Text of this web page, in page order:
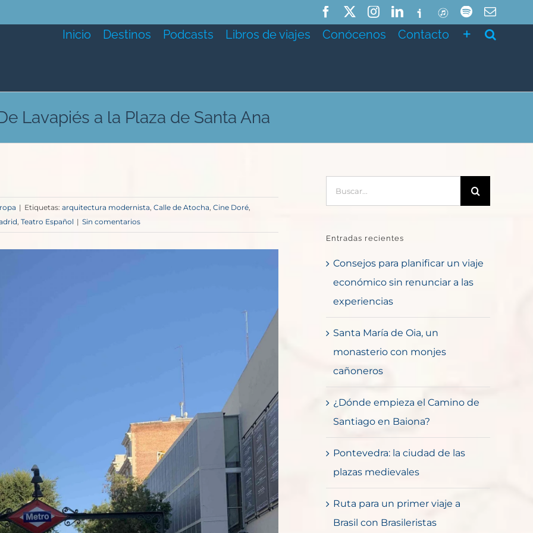
FacebookInstagramLinkedIn
IvooxITunesSpotifyCorreo
Inicio Destinos Podcasts Libros de viajes Conócenos Contacto
Lavapiés a la Plaza de Santa Ana
| Etiquetas: arquitectura modernista, Calle de Atocha, Cine Doré,
, Teatro Español | Sin comentarios
Entradas recientes
Consejos para planificar un viaje
económico sin renunciar a las
experiencias
Santa María de Oia, un
monasterio con monjes
cañoneros
¿Dónde empieza el Camino de
Santiago en Baiona?
Pontevedra: la ciudad de las
plazas medievales
Ruta para un primer viaje a
Brasil con Brasileristas